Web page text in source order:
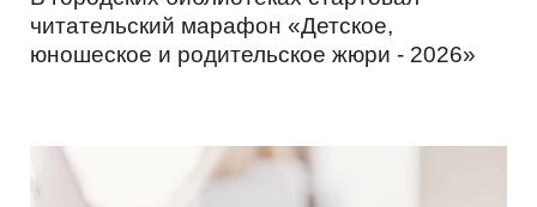
читательский марафон «Детское,
юношеское и родительское жюри - 2026»